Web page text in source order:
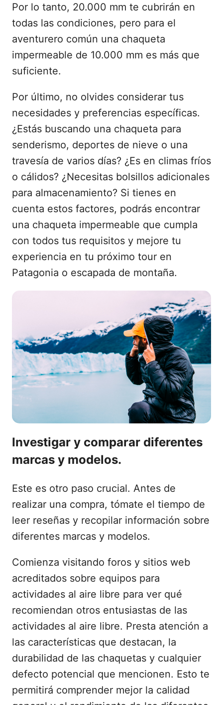
Por lo tanto, 20.000 mm te cubrirán en
todas las condiciones, pero para el
aventurero común una chaqueta
impermeable de 10.000 mm es más que
suficiente.
Por último, no olvides considerar tus
necesidades y preferencias específicas.
¿Estás buscando una chaqueta para
senderismo, deportes de nieve o una
travesía de varios días? ¿Es en climas fríos
o cálidos? ¿Necesitas bolsillos adicionales
para almacenamiento? Si tienes en
cuenta estos factores, podrás encontrar
una chaqueta impermeable que cumpla
con todos tus requisitos y mejore tu
experiencia en tu próximo tour en
Patagonia o escapada de montaña.
Investigar y comparar diferentes
marcas y modelos.
Este es otro paso crucial. Antes de
realizar una compra, tómate el tiempo de
leer reseñas y recopilar información sobre
diferentes marcas y modelos.
Comienza visitando foros y sitios web
acreditados sobre equipos para
actividades al aire libre para ver qué
recomiendan otros entusiastas de las
actividades al aire libre. Presta atención a
las características que destacan, la
durabilidad de las chaquetas y cualquier
defecto potencial que mencionen. Esto te
permitirá comprender mejor la calidad